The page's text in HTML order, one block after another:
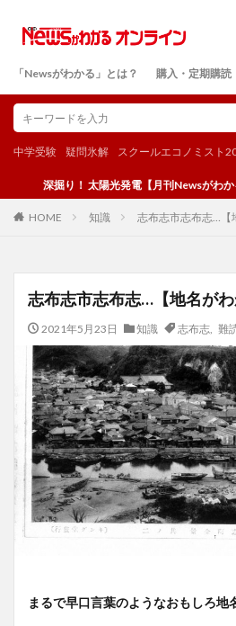
「Newsがわかる」とは？ 購入・定期購読
中学受験 疑問氷解 スクールエコノミスト
深掘り！ 太陽光発電【月刊Newsがわかる９月
HOME 知識 志布志市志布志…【
志布志市志布志…【地名がわ
2021年5月23日 知識 志布志, 難
まるで早口言葉のようなおもしろ地
検索